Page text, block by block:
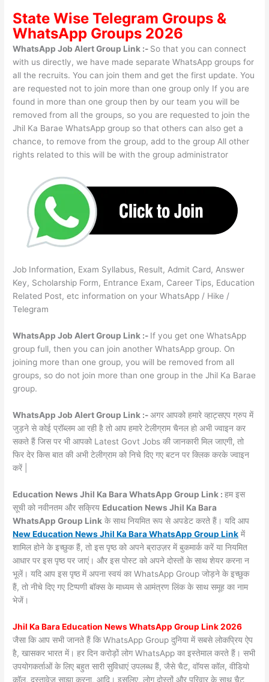
State WiseTelegram Groups &
WhatsApp Groups 2026
WhatsApp Job Alert Group Link :- So that you can connect
with us directly, we have made separate WhatsApp groups for
all the recruits. You can join them and get the first update. You
are requested not to join more than one group only If you are
found in more than one group then by our team you will be
removed from all the groups, so you are requested to join the
Jhil Ka Barae WhatsApp group so that others can also get a
chance, to remove from the group, add to the group All other
rights related to this will be with the group administrator
Job Information, Exam Syllabus, Result, Admit Card, Answer
Key, Scholarship Form, Entrance Exam, Career Tips, Education
Related Post, etc information on your WhatsApp / Hike /
Telegram
WhatsApp Job Alert Group Link :- If you get one WhatsApp
group full, then you can join another WhatsApp group. On
joining more than one group, you will be removed from all
groups, so do not join more than one group in the Jhil Ka Barae
group.
WhatsApp Job Alert Group Link :-अगर आपको हमारे व्हाट्सएप ग्रुप में
जुड़ने से कोई प्रॉब्लम आ रही है तो आप हमारे टेलीग्राम चैनल हो अभी ज्वाइन कर
सकते हैं जिस पर भी आपको Latest Govt Jobs की जानकारी मिल जाएगी, तो
फिर देर किस बात की अभी टेलीग्राम को निचे दिए गए बटन पर क्लिक करके ज्वाइन
करें |
Education News Jhil Ka Bara WhatsApp Group Link :हम इस
सूची को नवीनतम और सक्रिय Education News Jhil Ka Bara
WhatsApp Group Link के साथ नियमित रूप से अपडेट करते हैं। यदि आप
New Education News Jhil Ka Bara WhatsApp Group Link में
शामिल होने के इच्छुक हैं, तो इस पृष्ठ को अपने ब्राउज़र में बुकमार्क करें या नियमित
आधार पर इस पृष्ठ पर जाएं। और इस पोस्ट को अपने दोस्तों के साथ शेयर करना न
भूलें। यदि आप इस पृष्ठ में अपना स्वयं का WhatsApp Group जोड़ने के इच्छुक
हैं, तो नीचे दिए गए टिप्पणी बॉक्स के माध्यम से आमंत्रण लिंक के साथ समूह का नाम
भेजें।
Jhil Ka Bara Education News WhatsApp Group Link 2026
जैसा कि आप सभी जानते हैं कि WhatsApp Group दुनिया में सबसे लोकप्रिय ऐप
है, खासकर भारत में। हर दिन करोड़ों लोग WhatsApp का इस्तेमाल करते हैं। सभी
उपयोगकर्ताओं के लिए बहुत सारी सुविधाएं उपलब्ध हैं, जैसे चैट, वॉयस कॉल, वीडियो
कॉल, दस्तावेज़ साझा करना, आदि। इसलिए, लोग दोस्तों और परिवार के साथ चैट